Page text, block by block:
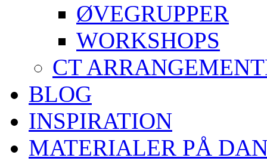
ØVEGRUPPER
WORKSHOPS
CT
BLOG
INSPIRATION
MATERIALER PÅ